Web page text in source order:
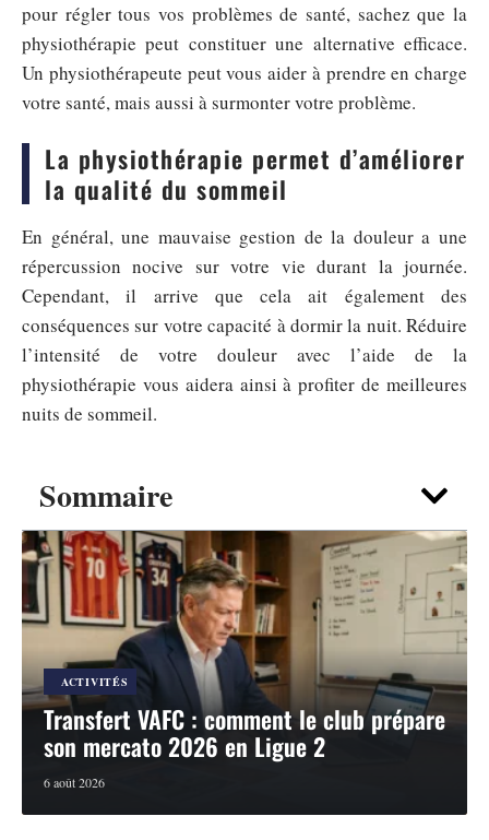
Sommaire
ACTIVITÉS
Transfert VAFC : comment le club prépare
son mercato 2026 en Ligue 2
6 août 2026
pour régler tous vos problèmes de santé, sachez que la
physiothérapie peut constituer une alternative efficace.
Un physiothérapeute peut vous aider à prendre en charge
votre santé, mais aussi à surmonter votre problème.
La physiothérapie permet d’améliorer
la qualité du sommeil
En général, une mauvaise gestion de la douleur a une
répercussion nocive sur votre vie durant la journée.
Cependant, il arrive que cela ait également des
conséquences sur votre capacité à dormir la nuit. Réduire
l’intensité de votre douleur avec l’aide de la
physiothérapie vous aidera ainsi à profiter de meilleures
nuits de sommeil.